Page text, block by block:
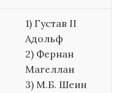
1) Густав II
Адольф
2) Фернан
Магеллан
3) М.Б. Шеин